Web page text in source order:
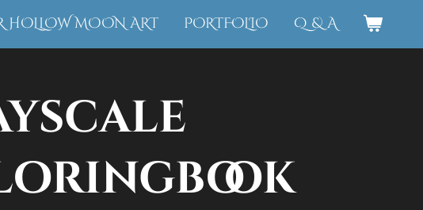
HOLLOW MOON ART PORTFOLIO Q & A